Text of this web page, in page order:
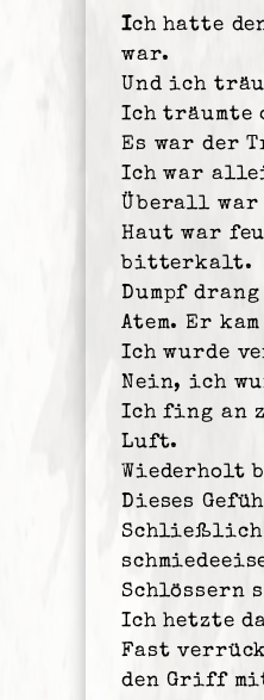
Ich hatte
war.
Und ich
Ich träumte
Es war der
Ich war
Überall war
Haut war
bitterkalt.
Dumpf
Atem. Er
Ich wurde
Nein, ich
Ich fing an
Luft.
Wiederholt
Dieses
Schließlich
Schlössern
Ich hetzte
Fast
den Griff